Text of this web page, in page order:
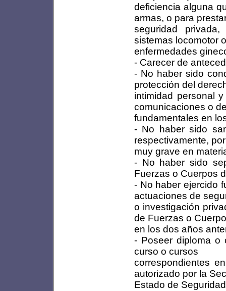
deficiencia alguna
armas, o para
seguridad
sistemas locomotor
enfermedades
- Carecer de
- No haber sido
protección del
intimidad personal
comunicaciones o
fundamentales en
- No haber sido
respectivamente,
muy grave en
- No haber sido
Fuerzas o Cuerpos
- No haber ejercido
actuaciones de
o investigación
de Fuerzas o
en los dos años
- Poseer diploma o
curso o cursos
correspondientes
autorizado por la
Estado de